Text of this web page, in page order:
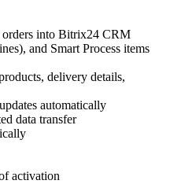
orders into Bitrix24 CRM
and Smart Process items
delivery details,
automatically
data transfer
activation